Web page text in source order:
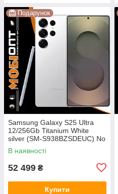
Подарунок
Samsung Galaxy S25 Ultra
12/256Gb Titanium White
silver (SM-S938BZSDEUC) No
Adapter UA UCRF
В наявності
52 499 ₴
Купити